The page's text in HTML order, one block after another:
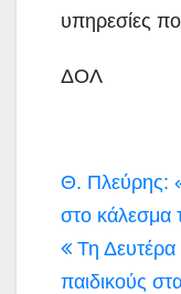
υπηρεσίες
ΔΟΛ
Θ. Πλεύρης:
στο κάλεσμα
Τη Δευτέρα
παιδικούς